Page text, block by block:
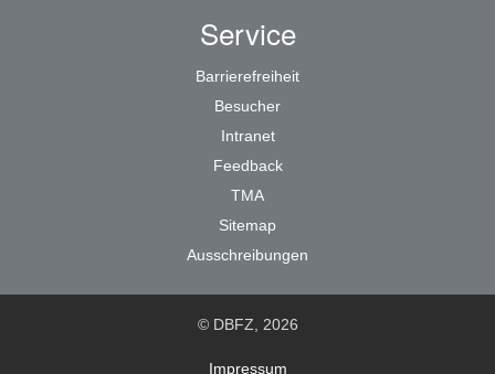
Service
Barrierefreiheit
Besucher
Intranet
Feedback
TMA
Sitemap
Ausschreibungen
© DBFZ, 2026
Impressum